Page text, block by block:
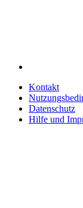
Kontakt
Datenschutz
Hilfe und